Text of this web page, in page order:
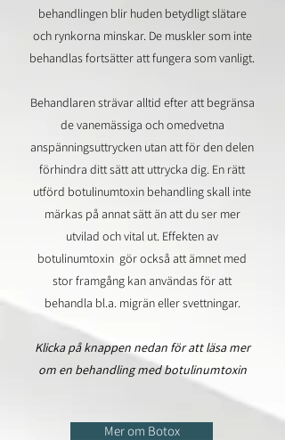
behandlingen blir huden betydligt slätare
och rynkorna minskar. De muskler som inte
behandlas fortsätter att fungera som vanligt.
Behandlaren strävar alltid efter att begränsa
de vanemässiga och omedvetna
anspänningsuttrycken utan att för den delen
förhindra ditt sätt att uttrycka dig.​ En rätt
utförd botulinumtoxin behandling skall inte
märkas på annat sätt än att du ser mer
utvilad och vital ut. Effekten av
botulinumtoxin gör också att ämnet med
stor framgång kan användas för att
behandla bl.a. migrän eller svettningar.
Klicka på knappen nedan för att läsa mer
om en behandling med botulinumtoxin
Mer om Botox